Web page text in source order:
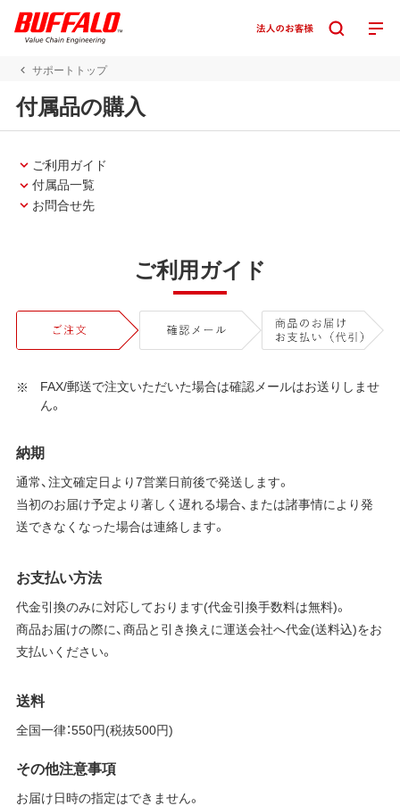
サポートトップ
付属品の購入
ご利用ガイド
付属品一覧
お問合せ先
ご利用ガイド
FAX/郵送で注文いただいた場合は確認メールはお送りしませ
ん。
納期
通常、注文確定日より7営業日前後で発送します。
当初のお届け予定より著しく遅れる場合、または諸事情により発
送できなくなった場合は連絡します。
お支払い方法
代金引換のみに対応しております(代金引換手数料は無料)。
商品お届けの際に、商品と引き換えに運送会社へ代金(送料込)をお
支払いください。
送料
全国一律：550円(税抜500円)
その他注意事項
お届け日時の指定はできません。